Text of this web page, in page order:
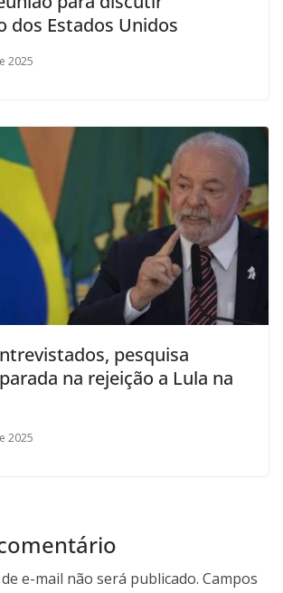
dos Estados Unidos
2025
pesquisa
na rejeição a Lula na
2025
e-mail não será publicado. Campos